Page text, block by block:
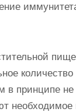
принципе не